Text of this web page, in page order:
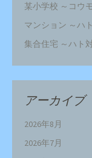
某小学校 ～コウ
マンション ～ハ
集合住宅 ～ハト
アーカイブ
2026年8月
2026年7月